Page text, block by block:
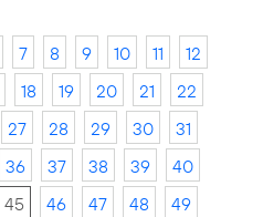
7 8 9 10 11
12
18 19 20 21
22
27 28 29 30
31
36 37 38 39
40
45 46 47 48
49